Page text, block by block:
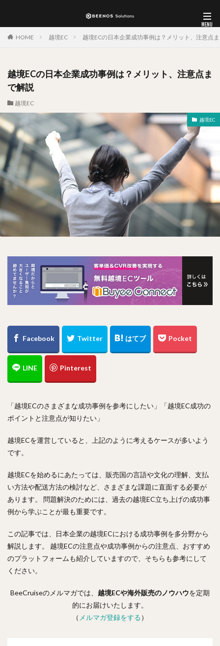
HOME 越境EC 越境ECの日本企業成功事例は？メリット、注意点
越境ECの日本企業成功事例は？メリット、注意点ま
で解説
越境EC
越境EC
「越境ECのさまざまな成功事例を参考にしたい」「越境EC成功の
ポイントと注意点が知りたい」
越境ECを運営していると、上記のように考えるケースが多いよう
です。
越境ECを始めるにあたっては、販売国の言語や文化の理解、支払
い方法や配送方法の検討など、さまざまな課題に直面する必要が
あります。 問題解決のためには、過去の越境EC立ち上げの成功事
例から学ぶことが最も重要です。
この記事では、日本企業の越境ECにおける成功事例を多分野から
解説します。 越境ECの注意点や成功事例からの注意点、おすすめ
のプラットフォームも紹介していますので、そちらも参考にして
ください。
BeeCruiseのメルマガでは、 越境ECや海外販売のノウハウを定期
的にお届けいたします。
（ メルマガ登録をする）